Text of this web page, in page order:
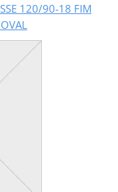
120/90-18 FIM